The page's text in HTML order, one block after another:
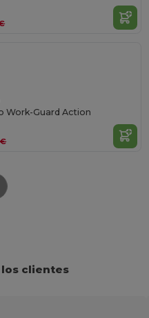
Work-Guard Action
clientes